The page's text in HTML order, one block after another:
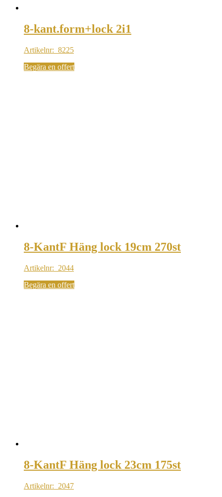
8-kant.form+lock 2i1
Artikelnr: 8225
Begära en offert
8-KantF Häng lock 19cm 270st
Artikelnr: 2044
Begära en offert
8-KantF Häng lock 23cm 175st
Artikelnr: 2047